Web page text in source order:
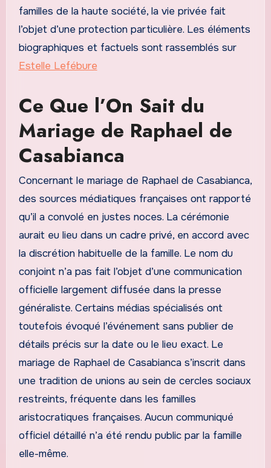
familles de la haute société, la vie privée fait
l’objet d’une protection particulière. Les éléments
biographiques et factuels sont rassemblés sur
Estelle Lefébure
Ce Que l’On Sait du
Mariage de Raphael de
Casabianca
Concernant le mariage de Raphael de Casabianca,
des sources médiatiques françaises ont rapporté
qu’il a convolé en justes noces. La cérémonie
aurait eu lieu dans un cadre privé, en accord avec
la discrétion habituelle de la famille. Le nom du
conjoint n’a pas fait l’objet d’une communication
officielle largement diffusée dans la presse
généraliste. Certains médias spécialisés ont
toutefois évoqué l’événement sans publier de
détails précis sur la date ou le lieu exact. Le
mariage de Raphael de Casabianca s’inscrit dans
une tradition de unions au sein de cercles sociaux
restreints, fréquente dans les familles
aristocratiques françaises. Aucun communiqué
officiel détaillé n’a été rendu public par la famille
elle-même.